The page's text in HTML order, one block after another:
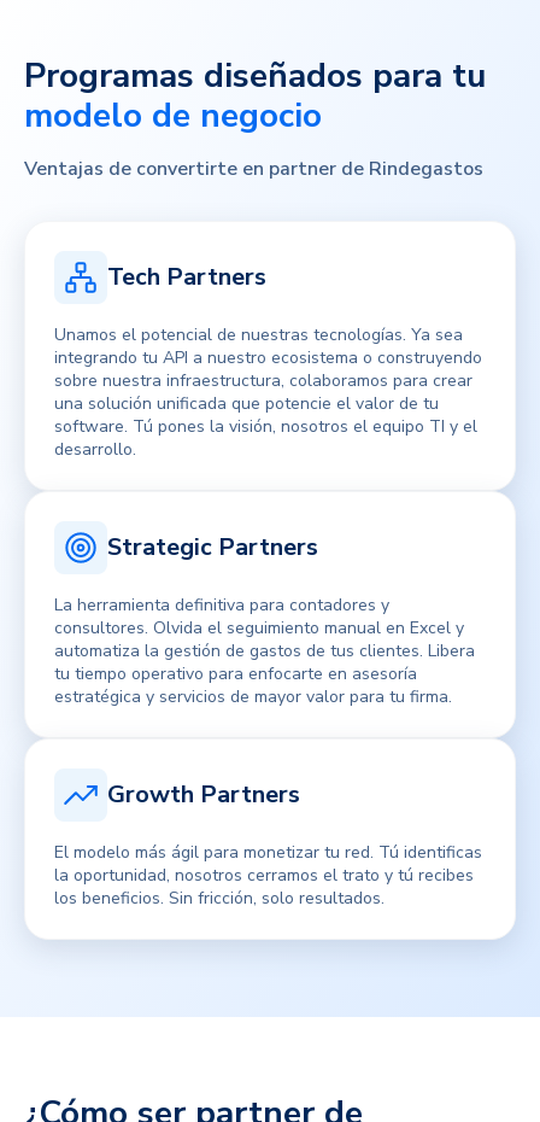
Programas diseñados para tu
modelo de negocio
Ventajas de convertirte en partner de Rindegastos
Tech Partners
Unamos el potencial de nuestras tecnologías. Ya sea
integrando tu API a nuestro ecosistema o construyendo
sobre nuestra infraestructura, colaboramos para crear
una solución unificada que potencie el valor de tu
software. Tú pones la visión, nosotros el equipo TI y el
desarrollo.
Strategic Partners
La herramienta definitiva para contadores y
consultores. Olvida el seguimiento manual en Excel y
automatiza la gestión de gastos de tus clientes. Libera
tu tiempo operativo para enfocarte en asesoría
estratégica y servicios de mayor valor para tu firma.
Growth Partners
El modelo más ágil para monetizar tu red. Tú identificas
la oportunidad, nosotros cerramos el trato y tú recibes
los beneficios. Sin fricción, solo resultados.